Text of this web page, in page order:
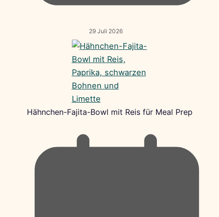
29 Juli 2026
Hähnchen-Fajita-Bowl mit Reis für Meal Prep